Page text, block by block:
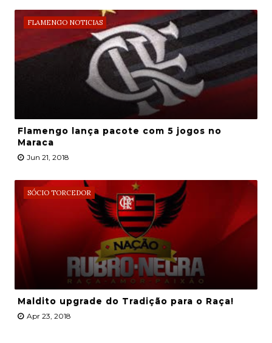
FLAMENGO NOTICIAS
Flamengo lança pacote com 5 jogos no
Maraca
Jun 21, 2018
SÓCIO TORCEDOR
Maldito upgrade do Tradição para o Raça!
Apr 23, 2018